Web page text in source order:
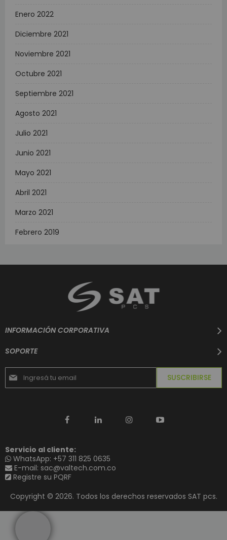
Enero 2022
Diciembre 2021
Noviembre 2021
Octubre 2021
Septiembre 2021
Agosto 2021
Julio 2021
Junio 2021
Mayo 2021
Abril 2021
Marzo 2021
Febrero 2019
INFORMACIÓN CORPORATIVA
SOPORTE
Suscríbase
al
boletín
SUSCRIBIRSE
Servicio al cliente:
WhatsApp: +57 311 825 0635
E-mail: sac@valtech.com.co
Registre su PQRF
Copyright © 2026. Todos los derechos reservados SAT pcs.